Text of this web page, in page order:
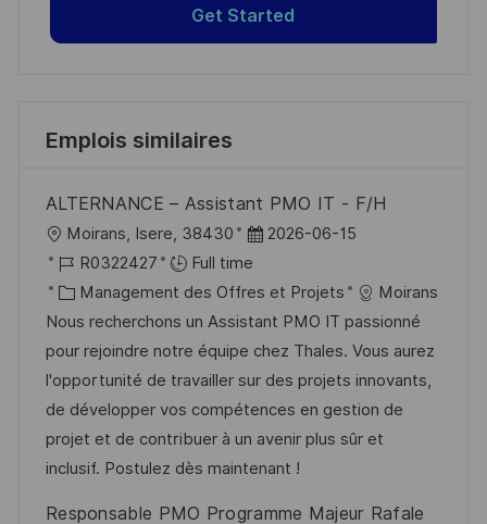
Get Started
Emplois similaires
ALTERNANCE – Assistant PMO IT - F/H
o
c
a
l
i
s
a
t
Moirans, Isere, 38430
D
a
t
e
d
’
a
f
f
2026-06-15
R
é
f
é
r
e
n
c
R0322427
Full time
C
a
t
é
g
o
r
Management des Offres et Projets
Moirans
Nous recherchons un Assistant PMO IT passionné
pour rejoindre notre équipe chez Thales. Vous aurez
l'opportunité de travailler sur des projets innovants,
de développer vos compétences en gestion de
projet et de contribuer à un avenir plus sûr et
inclusif. Postulez dès maintenant !
Responsable PMO Programme Majeur Rafale